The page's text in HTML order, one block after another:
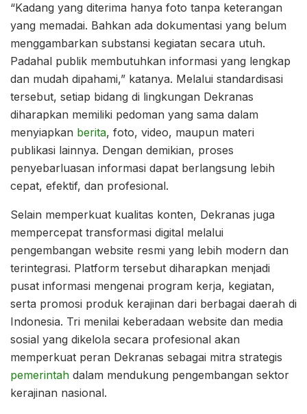
“Kadang yang diterima hanya foto tanpa keterangan
yang memadai. Bahkan ada dokumentasi yang belum
menggambarkan substansi kegiatan secara utuh.
Padahal publik membutuhkan informasi yang lengkap
dan mudah dipahami,” katanya. Melalui standardisasi
tersebut, setiap bidang di lingkungan Dekranas
diharapkan memiliki pedoman yang sama dalam
menyiapkan berita, foto, video, maupun materi
publikasi lainnya. Dengan demikian, proses
penyebarluasan informasi dapat berlangsung lebih
cepat, efektif, dan profesional.
Selain memperkuat kualitas konten, Dekranas juga
mempercepat transformasi digital melalui
pengembangan website resmi yang lebih modern dan
terintegrasi. Platform tersebut diharapkan menjadi
pusat informasi mengenai program kerja, kegiatan,
serta promosi produk kerajinan dari berbagai daerah di
Indonesia. Tri menilai keberadaan website dan media
sosial yang dikelola secara profesional akan
memperkuat peran Dekranas sebagai mitra strategis
pemerintah dalam mendukung pengembangan sektor
kerajinan nasional.